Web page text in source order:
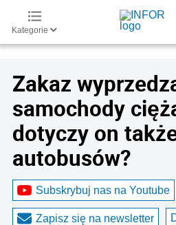
Kategorie
Zakaz
samochody
dotyczy on
autobusów?
Subskrybuj nas na Youtube
Zapisz się na newsletter